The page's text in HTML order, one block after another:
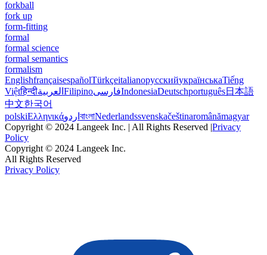
forkball
fork up
form-fitting
formal
formal science
formal semantics
formalism
EnglishfrançaisespañolTürkçeitalianoрусскийукраїнськаTiếng
Việtहिन्दीالعربية FilipinoفارسیIndonesiaDeutschportuguês日本語
中文한국어
polskiΕλληνικάاردو বাংলাNederlandssvenskačeštinaromânămagyar
Copyright © 2024 Langeek Inc. | All Rights Reserved |Privacy
Policy
Copyright © 2024 Langeek Inc.
All Rights Reserved
Privacy Policy